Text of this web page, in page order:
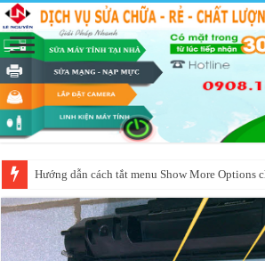
Hướng dẫn cách tắt menu Show More Options